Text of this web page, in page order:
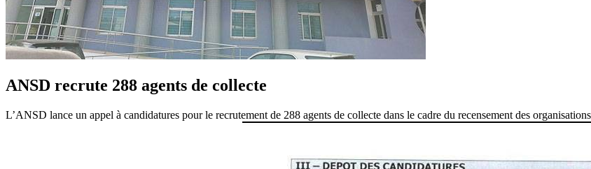
ANSD recrute 288 agents de collecte
L’ANSD lance un appel à candidatures pour le recrutement de 288 agents de collecte dans le cadre du recensement des